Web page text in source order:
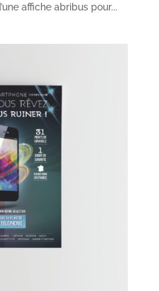
affiche abribus pour...